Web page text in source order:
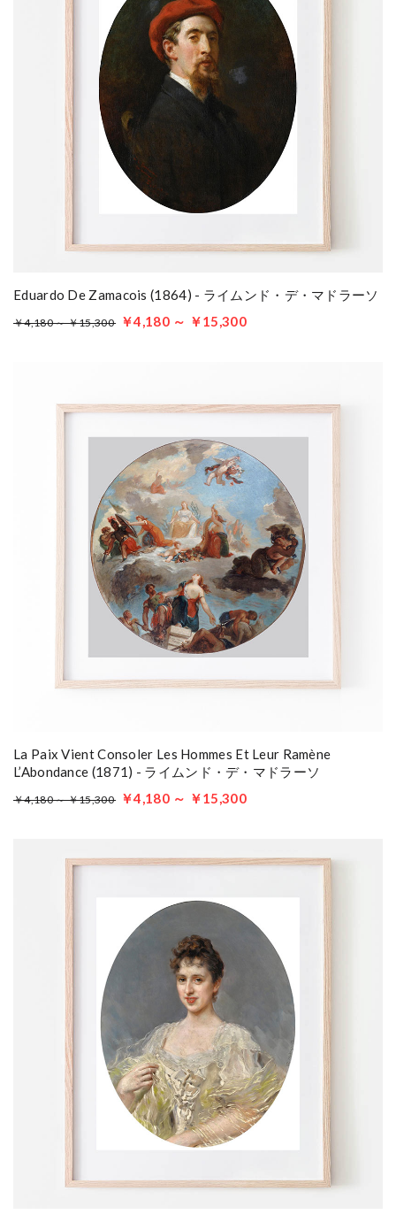
Eduardo De Zamacois (1864) - ライムンド・デ・マドラーソ
￥4,180 ～ ￥15,300 ￥4,180 ～ ￥15,300
La Paix Vient Consoler Les Hommes Et Leur Ramène
L’Abondance (1871) - ライムンド・デ・マドラーソ
￥4,180 ～ ￥15,300 ￥4,180 ～ ￥15,300